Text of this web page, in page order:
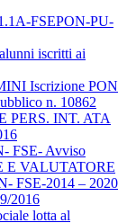
FSEPON-PU-
iscritti ai
Iscrizione PON
n. 10862
PERS. INT. ATA
FSE- Avviso
E VALUTATORE
FSE-2014 – 2020
2016
lotta al